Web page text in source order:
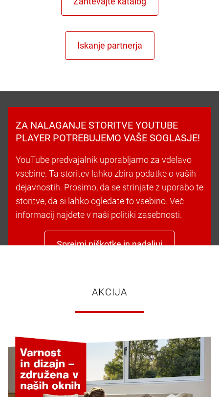
ZA NALAGANJE STORITVE YOUTUBE
PLAYER POTREBUJEMO VAŠE SOGLASJE!
YouTube predvajalnik uporabljamo za vdelavo
vsebine. Ta storitev lahko zbira podatke o vaših
dejavnostih. Prosimo, da se strinjate z uporabo te
storitve, da si lahko ogledate to vsebino. Več
informacij najdete v naši politiki zasebnosti.
Sprejmi piškotke in nadaljuj
AKCIJA